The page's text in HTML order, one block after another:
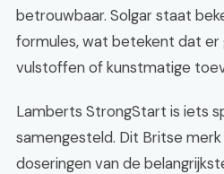
betrouwbaar. Solgar staat
formules, wat betekent dat er
vulstoffen of kunstmatige
Lamberts StrongStart is iets
samengesteld. Dit Britse
doseringen van de